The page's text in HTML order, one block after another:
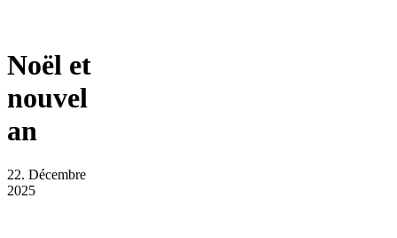
Noël et
nouvel
an
22. Décembre
2025